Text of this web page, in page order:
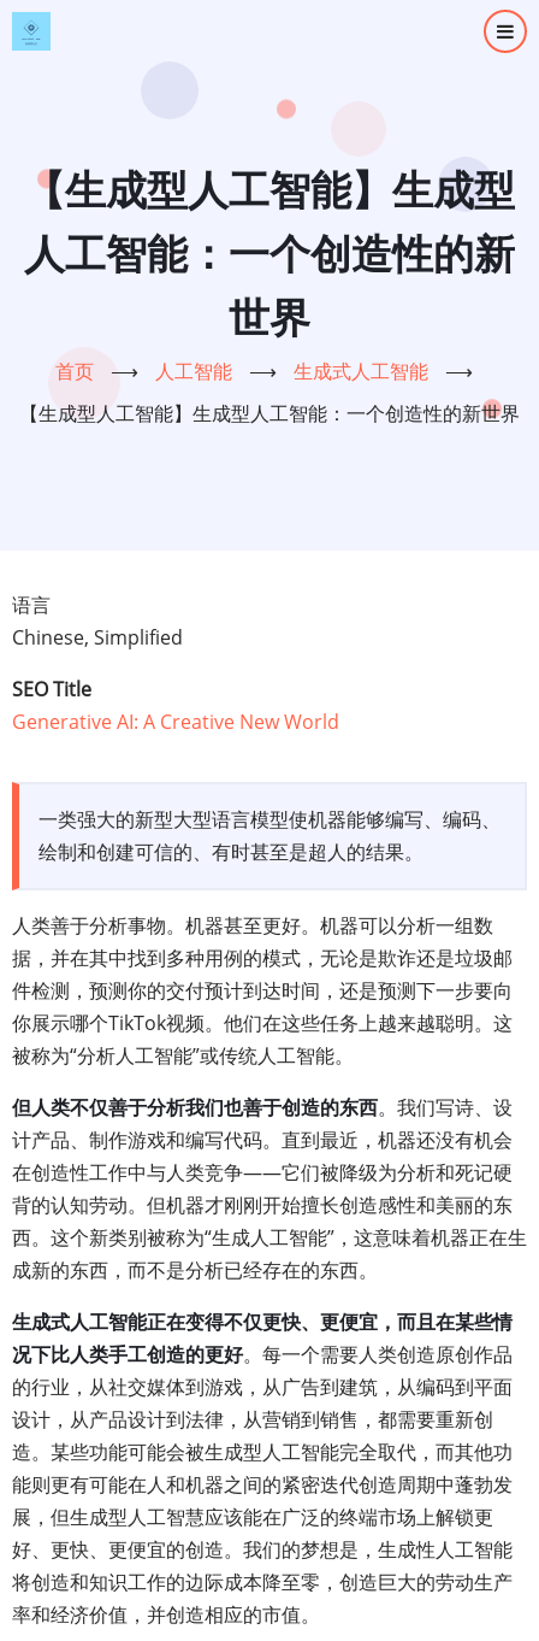
跳
转
【生成型人工智能】生成型
人工智能：一个创造性的新
世界
首页 ⟶ 人工智能 ⟶ 生成式人工智能
⟶
【生成型人工智能】生成型人工智能：一个创造性的新世界
语言
Chinese, Simplified
SEO Title
Generative AI: A Creative New World
一类强大的新型大型语言模型使机器能够编写、编码、
绘制和创建可信的、有时甚至是超人的结果。
人类善于分析事物。机器甚至更好。机器可以分析一组数
据，并在其中找到多种用例的模式，无论是欺诈还是垃圾邮
件检测，预测你的交付预计到达时间，还是预测下一步要向
你展示哪个TikTok视频。他们在这些任务上越来越聪明。这
被称为“分析人工智能”或传统人工智能。
但人类不仅善于分析我们也善于创造的东西。我们写诗、设
计产品、制作游戏和编写代码。直到最近，机器还没有机会
在创造性工作中与人类竞争——它们被降级为分析和死记硬
背的认知劳动。但机器才刚刚开始擅长创造感性和美丽的东
西。这个新类别被称为“生成人工智能”，这意味着机器正在生
成新的东西，而不是分析已经存在的东西。
生成式人工智能正在变得不仅更快、更便宜，而且在某些情
况下比人类手工创造的更好。每一个需要人类创造原创作品
的行业，从社交媒体到游戏，从广告到建筑，从编码到平面
设计，从产品设计到法律，从营销到销售，都需要重新创
造。某些功能可能会被生成型人工智能完全取代，而其他功
能则更有可能在人和机器之间的紧密迭代创造周期中蓬勃发
展，但生成型人工智慧应该能在广泛的终端市场上解锁更
好、更快、更便宜的创造。我们的梦想是，生成性人工智能
将创造和知识工作的边际成本降至零，创造巨大的劳动生产
率和经济价值，并创造相应的市值。